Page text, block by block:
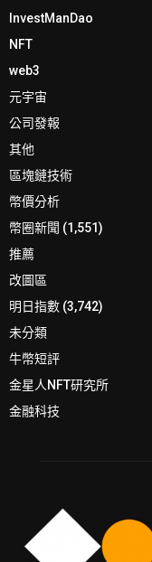
InvestManDao
NFT
web3
元宇宙
公司發報
其他
區塊鏈技術
幣價分析
幣圈新聞 (1,551)
推薦
改圖區
明日指數 (3,742)
未分類
牛幣短評
金星人NFT研究所
金融科技